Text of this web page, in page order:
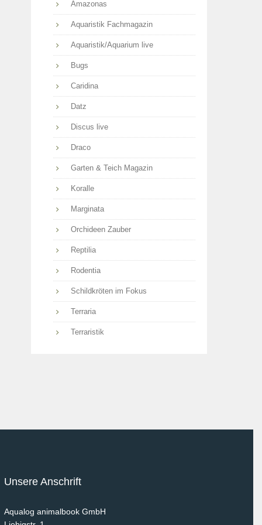
Amazonas
Aquaristik Fachmagazin
Aquaristik/Aquarium live
Bugs
Caridina
Datz
Discus live
Draco
Garten & Teich Magazin
Koralle
Marginata
Orchideen Zauber
Reptilia
Rodentia
Schildkröten im Fokus
Terraria
Terraristik
Unsere Anschrift
Aqualog animalbook GmbH